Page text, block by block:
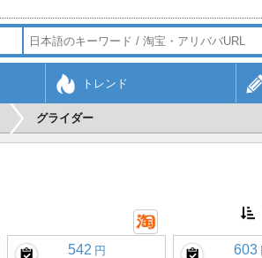
トレンド
グライダー
542 円 603